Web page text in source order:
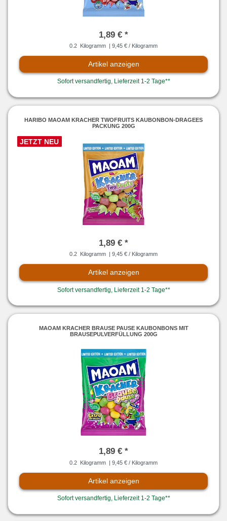
1,89 € *
0.2 Kilogramm | 9,45 € / Kilogramm
Artikel anzeigen
Sofort versandfertig, Lieferzeit 1-2 Tage**
JETZT NEU
HARIBO MAOAM KRACHER TWOFRUITS KAUBONBON-DRAGEES
PACKUNG 200G
1,89 € *
0.2 Kilogramm | 9,45 € / Kilogramm
Artikel anzeigen
Sofort versandfertig, Lieferzeit 1-2 Tage**
MAOAM KRACHER BRAUSE PAUSE KAUBONBONS MIT
BRAUSEPULVERFÜLLUNG 200G
1,89 € *
0.2 Kilogramm | 9,45 € / Kilogramm
Artikel anzeigen
Sofort versandfertig, Lieferzeit 1-2 Tage**